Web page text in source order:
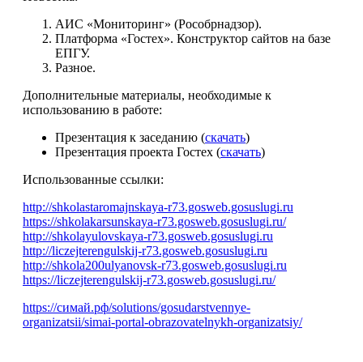
АИС «Мониторинг» (Рособрнадзор).
Платформа «Гостех». Конструктор сайтов на базе
ЕПГУ.
Разное.
Дополнительные материалы, необходимые к
использованию в работе:
Презентация к заседанию (скачать)
Презентация проекта Гостех (скачать)
Использованные ссылки:
http://shkolastaromajnskaya-r73.gosweb.gosuslugi.ru
https://shkolakarsunskaya-r73.gosweb.gosuslugi.ru/
http://shkolayulovskaya-r73.gosweb.gosuslugi.ru
http://liczejterengulskij-r73.gosweb.gosuslugi.ru
http://shkola200ulyanovsk-r73.gosweb.gosuslugi.ru
https://liczejterengulskij-r73.gosweb.gosuslugi.ru/
https://симай.рф/solutions/gosudarstvennye-
organizatsii/simai-portal-obrazovatelnykh-organizatsiy/